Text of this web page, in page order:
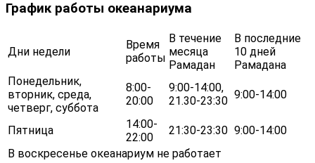
График работы океанариума
Дни недели
Время
работы
В течение
месяца
Рамадан
В последние
10 дней
Рамадана
Понедельник,
вторник, среда,
четверг, суббота
8:00-
20:00
9:00-14:00,
21.30-23:30 9:00-14:00
Пятница
14:00-
22:00
21:30-23:30 9:00-14:00
В воскресенье океанариум не работает